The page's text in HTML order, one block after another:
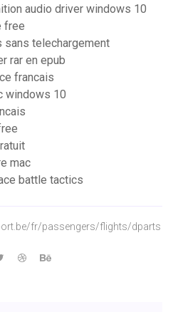
audio driver windows 10
free
telechargement
rar en epub
francais
windows 10
mac
battle tactics
fr/passengers/flights/dparts